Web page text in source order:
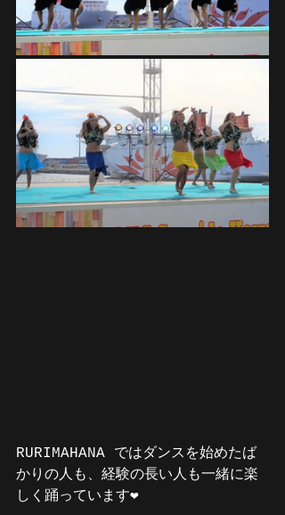
RURIMAHANA ではダンスを始めたば
かりの人も、経験の長い人も一緒に楽
しく踊っています❤️